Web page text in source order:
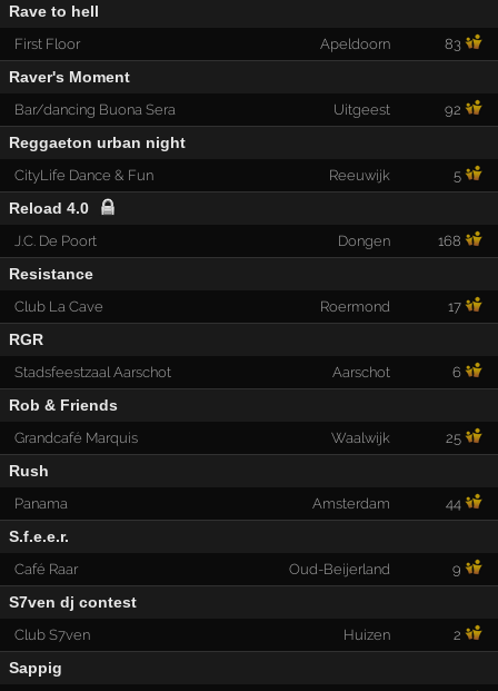
Rave to hell
First Floor Apeldoorn 83
Raver's Moment
Bar/dancing Buona Sera Uitgeest 92
Reggaeton urban night
CityLife Dance & Fun Reeuwijk 5
Reload 4.0
J.C. De Poort Dongen 168
Resistance
Club La Cave Roermond 17
RGR
Stadsfeestzaal Aarschot Aarschot 6
Rob & Friends
Grandcafé Marquis Waalwijk 25
Rush
Panama Amsterdam 44
S.f.e.e.r.
Café Raar Oud-Beijerland 9
S7ven dj contest
Club S7ven Huizen 2
Sappig